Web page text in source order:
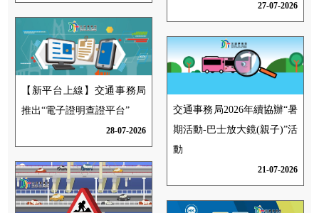
27-07-2026
【新平台上線】交通事務局
推出“電子證明查證平台”
28-07-2026
交通事務局2026年續協辦“暑
期活動-巴士放大鏡(親子)”活
動
21-07-2026